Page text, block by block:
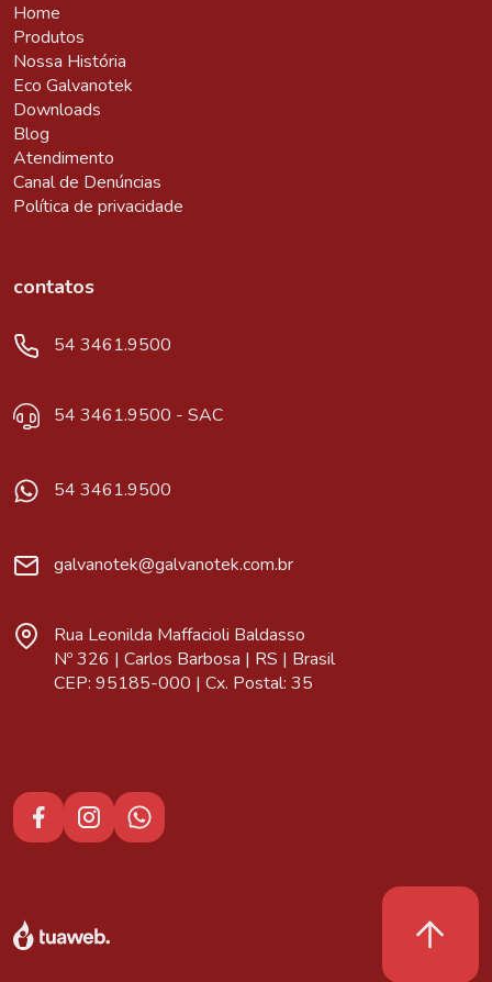
contatos
54 3461.9500
54 3461.9500 - SAC
54 3461.9500
galvanotek@galvanotek.com.br
Rua Leonilda Maffacioli Baldasso
Nº 326 | Carlos Barbosa | RS | Brasil
CEP: 95185-000 | Cx. Postal: 35
Home
Produtos
Nossa História
Eco Galvanotek
Downloads
Blog
Atendimento
Canal de Denúncias
Política de privacidade